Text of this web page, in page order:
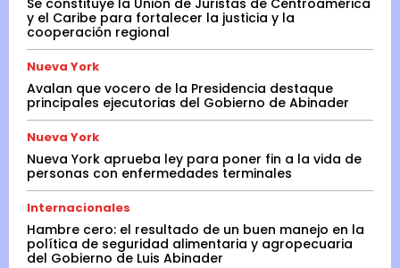
Se constituye la Unión de Juristas de Centroamérica
y el Caribe para fortalecer la justicia y la
cooperación regional
Nueva York
Avalan que vocero de la Presidencia destaque
principales ejecutorias del Gobierno de Abinader
Nueva York
Nueva York aprueba ley para poner fin a la vida de
personas con enfermedades terminales
Internacionales
Hambre cero: el resultado de un buen manejo en la
política de seguridad alimentaria y agropecuaria
del Gobierno de Luis Abinader